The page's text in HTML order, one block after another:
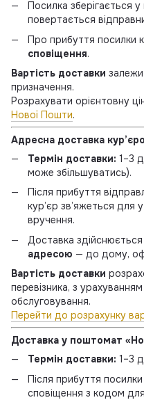
Посилка зберігається у
повертається
Про прибуття посилки
сповіщення.
Вартість доставки
призначення.
Розрахувати орієнтовну
Нової Пошти.
Адресна доставка
Термін доставки: 1–3
може збільшуватись).
Після прибуття
кур’єр зв’яжеться для
вручення.
Доставка здійснюється
адресою — до дому,
Вартість доставки
перевізника, з урахуванням
обслуговування.
Перейти до розрахунку
Доставка у поштомат
Термін доставки: 1–3
Після прибуття
сповіщення з кодом